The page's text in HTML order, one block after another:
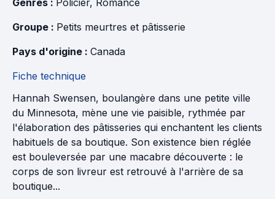
Genres : Policier, Romance
Groupe : Petits meurtres et pâtisserie
Pays d'origine : Canada
Fiche technique
Hannah Swensen, boulangère dans une petite ville
du Minnesota, mène une vie paisible, rythmée par
l'élaboration des pâtisseries qui enchantent les clients
habituels de sa boutique. Son existence bien réglée
est bouleversée par une macabre découverte : le
corps de son livreur est retrouvé à l'arrière de sa
boutique...